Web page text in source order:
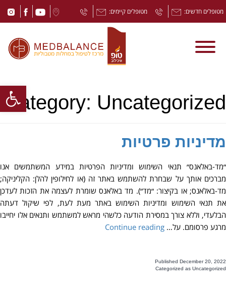
Open toolbar
מטופלים חדשים: מטופלים קיימים:
Category: Uncategorized
מדיניות פרטיות
״מד-באלאנס״ תנאי השימוש ומדיניות הפרטיות במידע המשתמשים אנו
מברכים אותך על שבחרת להשתמש באתר זה (או לחילופין להלן: הקליניקה;
מד-באלאנס; או בקיצור: ״מד״). מד באלאנס שומרת לעצמה את הזכות לעדכן
את תנאי השימוש ומדיניות השימוש באתר מעת לעת, לפי שיקול דעתה
הבלעדי, וללא צורך במסירת הודעה כלשהי מראש למשתמש ותנאים אלו יחייבו
מרגע פרסומם. על… Continue reading
Published December 20, 2022
Categorized as Uncategorized